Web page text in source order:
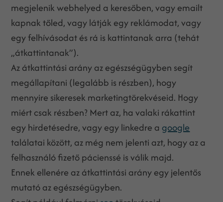
megjelenik webhelyed a keresőben, vagy emailt
kapnak tőled, vagy látják egy reklámodat, vagy
egy felhívásodat és rá is kattintanak arra (tehát
„átkattintanak”).
Az átkattintási arány az egészségügyben segít
megállapítani (legalább is részben), hogy
mennyire sikeresek marketingtörekvéseid. Hogy
miért csak részben? Mert az, ha valaki rákattint
egy hirdetésedre, vagy egy linkedre a google
találatai között, az még nem jelenti azt, hogy az a
felhasználó fizető pácienssé is válik majd.
Ennek ellenére az átkattintási arány egy jelentős
mutató az egészségügyben.